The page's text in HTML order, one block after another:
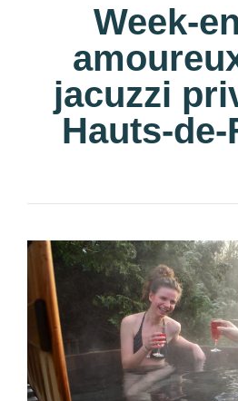
Week-
jacuzzi
Hauts-de-